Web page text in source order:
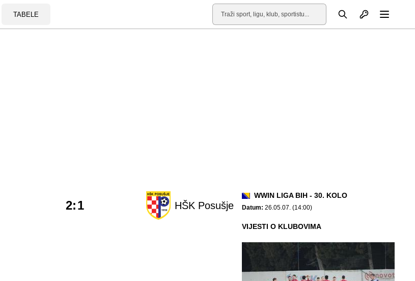
TABELE
Pretraga Otvori profil
HŠK Posušje
2:1
WWIN LIGA BIH - 30. KOLO
Datum: 26.05.07. (14:00)
VIJESTI O KLUBOVIMA